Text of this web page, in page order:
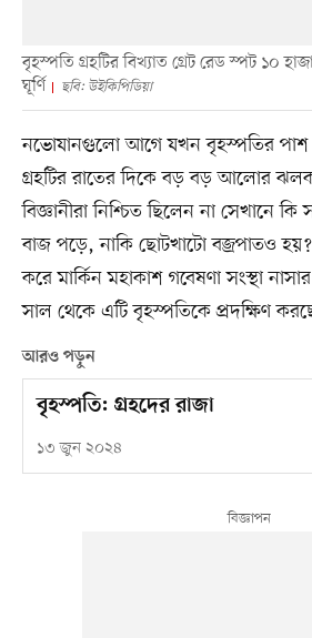
বৃহস্পতি গ্রহটির বিখ্যাত গ্রেট রেড স্পট ১০
ঘূর্ণি
ছবি: উইকিপিডিয়া
নভোযানগুলো আগে যখন বৃহস্পতির পাশ
গ্রহটির রাতের দিকে বড় বড় আলোর
বিজ্ঞানীরা নিশ্চিত ছিলেন না সেখানে
বাজ পড়ে, নাকি ছোটখাটো বজ্রপাতও
করে মার্কিন মহাকাশ গবেষণা সংস্থা
সাল থেকে এটি বৃহস্পতিকে প্রদক্ষিণ
আরও পড়ুন
বৃহস্পতি: গ্রহদের রাজা
১৩ জুন ২০২৪